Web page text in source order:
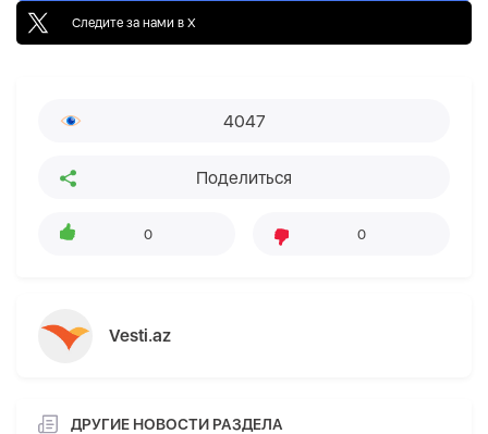
Следите за нами в X
4047
Поделиться
0 0
Vesti.az
ДРУГИЕ НОВОСТИ РАЗДЕЛА